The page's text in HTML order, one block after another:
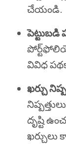
చేయండి.
పెట్టుబడి
వివిధ
ఖర్చు
దృష్టి